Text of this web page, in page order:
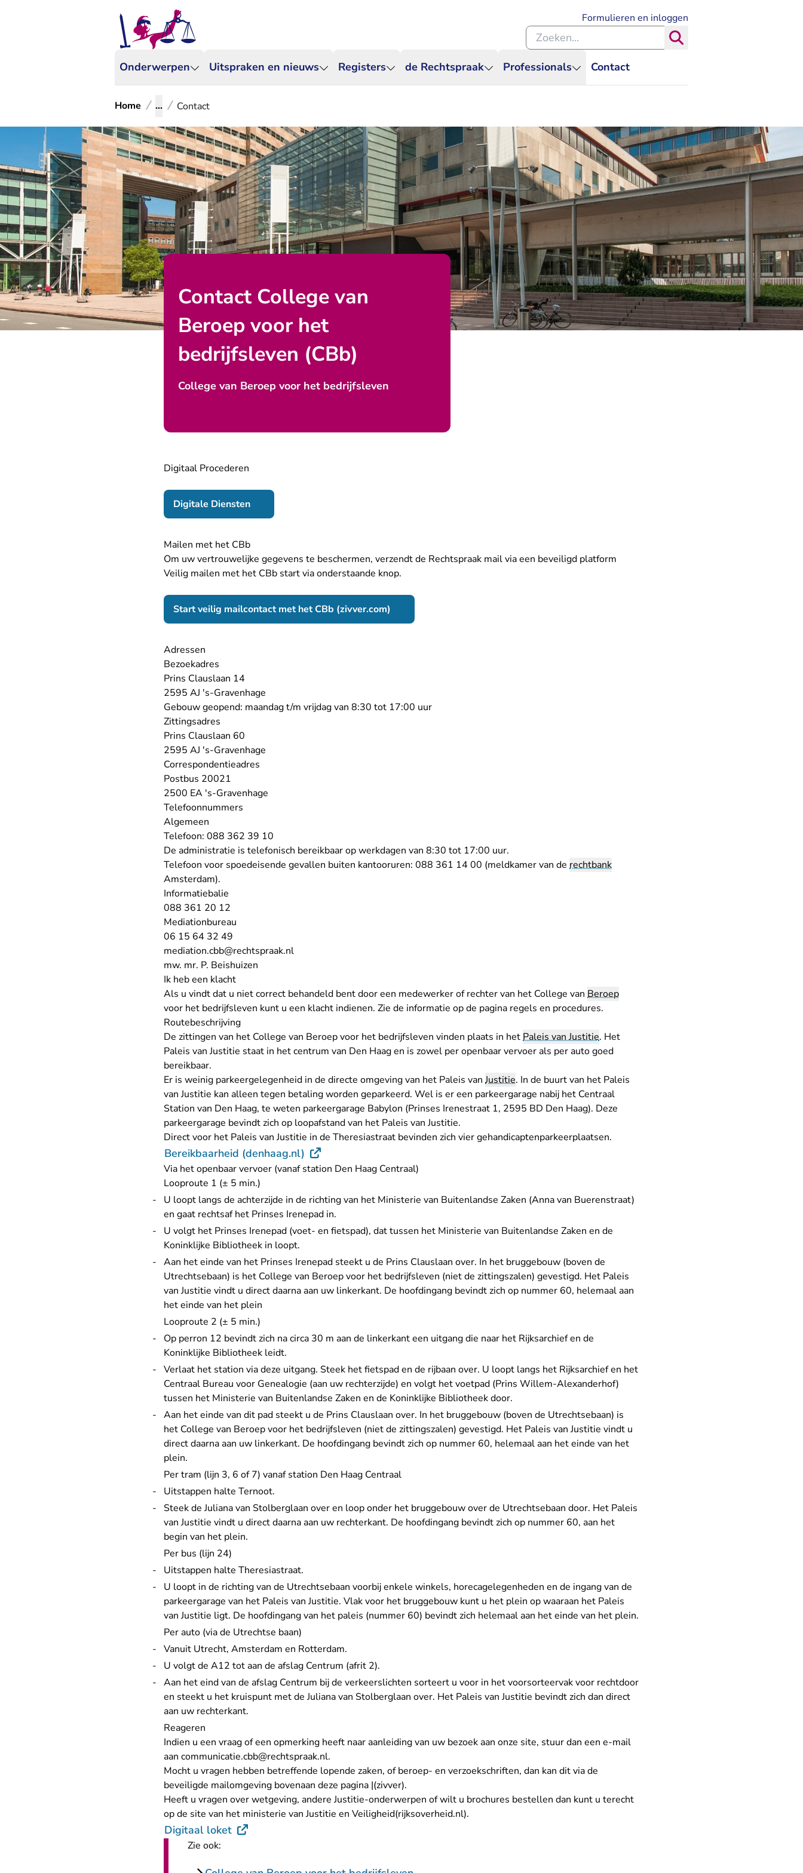
Onderwerpen Uitspraken en nieuws Registers de Rechtspraak Professionals Contact
Formulieren en inloggen
Zoeken binnen de Rechtspraak
Home ... Contact
Contact College van
Beroep voor het
bedrijfsleven (CBb)
College van Beroep voor het bedrijfsleven
Digitaal Procederen
Digitale Diensten- U verlaat Rechtspraak.nl
Mailen met het CBb
Om uw vertrouwelijke gegevens te beschermen, verzendt de Rechtspraak mail via een beveiligd platform
Veilig mailen met het CBb start via onderstaande knop.
Start veilig mailcontact met het CBb (zivver.com)
Adressen
Bezoekadres
Prins Clauslaan 14
2595 AJ 's-Gravenhage
Gebouw geopend: maandag t/m vrijdag van 8:30 tot 17:00 uur
Zittingsadres
Prins Clauslaan 60
2595 AJ 's-Gravenhage
Correspondentieadres
Postbus 20021
2500 EA 's-Gravenhage
Telefoonnummers
Algemeen
Telefoon: 088 362 39 10
De administratie is telefonisch bereikbaar op werkdagen van 8:30 tot 17:00 uur.
Telefoon voor spoedeisende gevallen buiten kantooruren: 088 361 14 00 (meldkamer van de rechtbank
Amsterdam).
Informatiebalie
088 361 20 12
Mediationbureau
06 15 64 32 49
mediation.cbb@rechtspraak.nl- U verlaat Rechtspraak.nl
mw. mr. P. Beishuizen
Ik heb een klacht
Als u vindt dat u niet correct behandeld bent door een medewerker of rechter van het College van Beroep
voor het bedrijfsleven kunt u een klacht indienen. Zie de informatie opde pagina regels en procedures.
Routebeschrijving
De zittingen van het College van Beroep voor het bedrijfsleven vinden plaats in hetPaleis van Justitie. Het
Paleis van Justitie staat in het centrum van Den Haag en is zowel per openbaar vervoer als per auto goed
bereikbaar.
Er is weinig parkeergelegenheid in de directe omgeving van het Paleis vanJustitie. In de buurt van het Paleis
van Justitie kan alleen tegen betaling worden geparkeerd. Wel is er een parkeergarage nabij het Centraal
Station van Den Haag, te weten parkeergarage Babylon (Prinses Irenestraat 1, 2595 BD Den Haag). Deze
parkeergarage bevindt zich op loopafstand van het Paleis van Justitie.
Direct voor het Paleis van Justitie in de Theresiastraat bevinden zich vier gehandicaptenparkeerplaatsen.
Bereikbaarheid (denhaag.nl) - U verlaat Rechtspraak.nl
Via het openbaar vervoer (vanaf station Den Haag Centraal)
Looproute 1 (± 5 min.)
U loopt langs de achterzijde in de richting van het Ministerie van Buitenlandse Zaken (Anna van Buerenstraat)
en gaat rechtsaf het Prinses Irenepad in.
U volgt het Prinses Irenepad (voet- en fietspad), dat tussen het Ministerie van Buitenlandse Zaken en de
Koninklijke Bibliotheek in loopt.
Aan het einde van het Prinses Irenepad steekt u de Prins Clauslaan over. In het bruggebouw (boven de
Utrechtsebaan) is het College van Beroep voor het bedrijfsleven (niet de zittingszalen) gevestigd. Het Paleis
van Justitie vindt u direct daarna aan uw linkerkant. De hoofdingang bevindt zich op nummer 60, helemaal aan
het einde van het plein
Looproute 2 (± 5 min.)
Op perron 12 bevindt zich na circa 30 m aan de linkerkant een uitgang die naar het Rijksarchief en de
Koninklijke Bibliotheek leidt.
Verlaat het station via deze uitgang. Steek het fietspad en de rijbaan over. U loopt langs het Rijksarchief en het
Centraal Bureau voor Genealogie (aan uw rechterzijde) en volgt het voetpad (Prins Willem-Alexanderhof)
tussen het Ministerie van Buitenlandse Zaken en de Koninklijke Bibliotheek door.
Aan het einde van dit pad steekt u de Prins Clauslaan over. In het bruggebouw (boven de Utrechtsebaan) is
het College van Beroep voor het bedrijfsleven (niet de zittingszalen) gevestigd. Het Paleis van Justitie vindt u
direct daarna aan uw linkerkant. De hoofdingang bevindt zich op nummer 60, helemaal aan het einde van het
plein.
Per tram (lijn 3, 6 of 7) vanaf station Den Haag Centraal
Uitstappen halte Ternoot.
Steek de Juliana van Stolberglaan over en loop onder het bruggebouw over de Utrechtsebaan door. Het Paleis
van Justitie vindt u direct daarna aan uw rechterkant. De hoofdingang bevindt zich op nummer 60, aan het
begin van het plein.
Per bus (lijn 24)
Uitstappen halte Theresiastraat.
U loopt in de richting van de Utrechtsebaan voorbij enkele winkels, horecagelegenheden en de ingang van de
parkeergarage van het Paleis van Justitie. Vlak voor het bruggebouw kunt u het plein op waaraan het Paleis
van Justitie ligt. De hoofdingang van het paleis (nummer 60) bevindt zich helemaal aan het einde van het plein.
Per auto (via de Utrechtse baan)
Vanuit Utrecht, Amsterdam en Rotterdam.
U volgt de A12 tot aan de afslag Centrum (afrit 2).
Aan het eind van de afslag Centrum bij de verkeerslichten sorteert u voor in het voorsorteervak voor rechtdoor
en steekt u het kruispunt met de Juliana van Stolberglaan over. Het Paleis van Justitie bevindt zich dan direct
aan uw rechterkant.
Reageren
Indien u een vraag of een opmerking heeft naar aanleiding van uw bezoek aan onze site, stuur dan een e-mail
aan communicatie.cbb@rechtspraak.nl- U verlaat Rechtspraak.nl
.
Mocht u vragen hebben betreffende lopende zaken, of beroep- en verzoekschriften, dan kan dit via de
beveiligde mailomgeving bovenaan deze pagina |(zivver).
Heeft u vragen over wetgeving, andere Justitie-onderwerpen of wilt u brochures bestellen dan kunt u terecht
op de site van het ministerie van Justitie en Veiligheid(rijksoverheid.nl).
Digitaal loket- U verlaat Rechtspraak.nl
Zie ook: